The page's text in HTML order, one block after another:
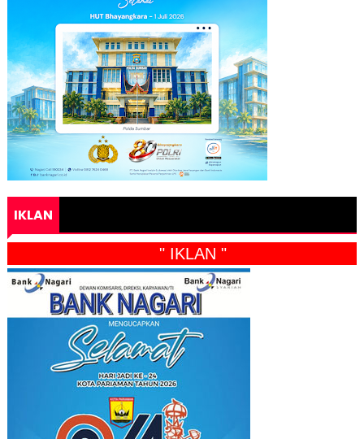
IKLAN
" IKLAN "